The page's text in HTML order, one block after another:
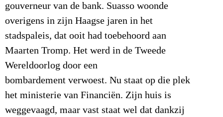
gouverneur van de bank. Suasso woonde
overigens in zijn Haagse jaren in het
stadspaleis, dat ooit had toebehoord aan
Maarten Tromp. Het werd in de Tweede
Wereldoorlog door een
bombardement verwoest. Nu staat op die plek
het ministerie van Financiën. Zijn huis is
weggevaagd, maar vast staat wel dat dankzij